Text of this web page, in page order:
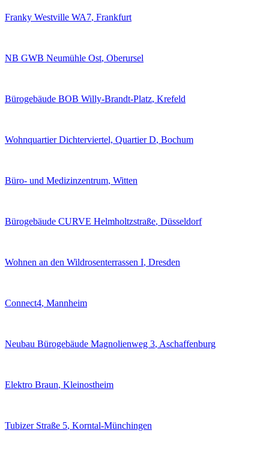
Franky Westville WA7, Frankfurt
NB GWB Neumühle Ost, Oberursel
Bürogebäude BOB Willy-Brandt-Platz, Krefeld
Wohnquartier Dichterviertel, Quartier D, Bochum
Büro- und Medizinzentrum, Witten
Bürogebäude CURVE Helmholtzstraße, Düsseldorf
Wohnen an den Wildrosenterrassen I, Dresden
Connect4, Mannheim
Neubau Bürogebäude Magnolienweg 3, Aschaffenburg
Elektro Braun, Kleinostheim
Tubizer Straße 5, Korntal-Münchingen